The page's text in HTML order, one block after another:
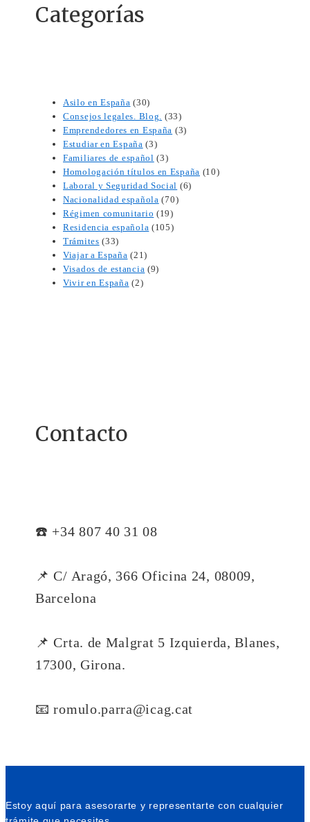
Categorías
Asilo en España (30)
Consejos legales. Blog. (33)
Emprendedores en España (3)
Estudiar en España (3)
Familiares de español (3)
Homologación títulos en España (10)
Laboral y Seguridad Social (6)
Nacionalidad española (70)
Régimen comunitario (19)
Residencia española (105)
Trámites (33)
Viajar a España (21)
Visados de estancia (9)
Vivir en España (2)
Contacto
☎️ +34 807 40 31 08
📌 C/ Aragó, 366 Oficina 24, 08009,
Barcelona
📌 Crta. de Malgrat 5 Izquierda, Blanes,
17300, Girona.
📧 romulo.parra@icag.cat
Estoy aquí para asesorarte y representarte con cualquier